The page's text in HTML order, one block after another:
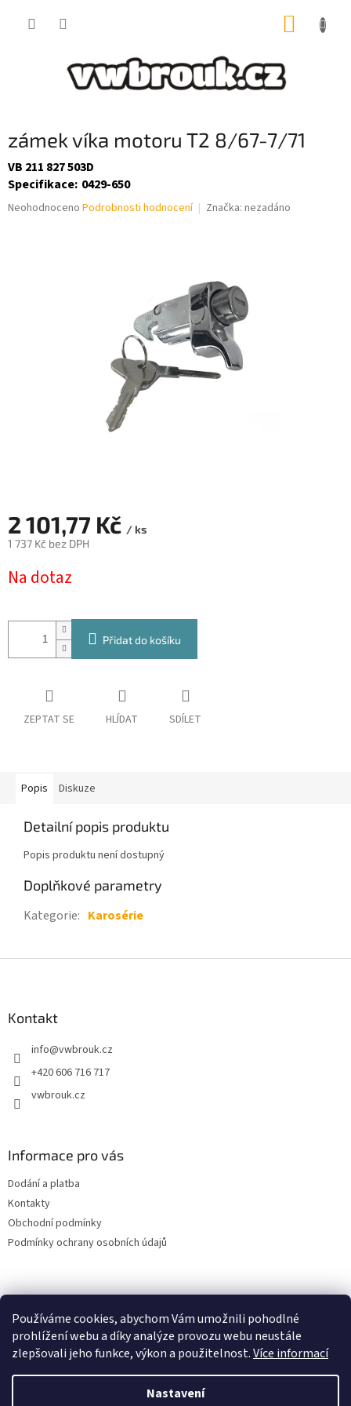
Používáme cookies, abychom Vám umožnili pohodlné
prohlížení webu a díky analýze provozu webu neustále
zlepšovali jeho funkce, výkon a použitelnost.Více informací
Nastavení
zámek víka motoru T2 8/67-7/71
VB 211 827 503D
Specifikace: 0429-650
Průměrné
Neohodnoceno Podrobnosti hodnocení Značka: nezadáno
2 101,77 Kč / ks
1 737 Kč bez DPH
cena:
Na dotaz
Přidat do košíku
ZEPTAT SE HLÍDAT SDÍLET
Popis Diskuze
Detailní popis produktu
Popis produktu není dostupný
Doplňkové parametry
Kategorie: Karosérie
Kontakt
info@vwbrouk.cz
+420 606 716 717
vwbrouk.cz
Informace pro vás
Dodání a platba
Kontakty
Obchodní podmínky
Podmínky ochrany osobních údajů
Vytvořil Shoptet